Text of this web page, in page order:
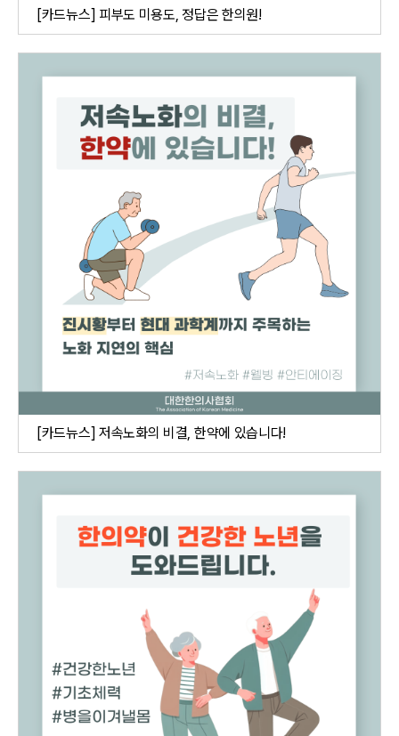
[카드뉴스] 피부도 미용도, 정답은 한의원!
[카드뉴스] 저속노화의 비결, 한약에 있습니다!